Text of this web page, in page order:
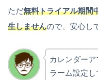
ただ無料トライアル期間
生しませんので、安心し
カレンダー
ラーム設定し